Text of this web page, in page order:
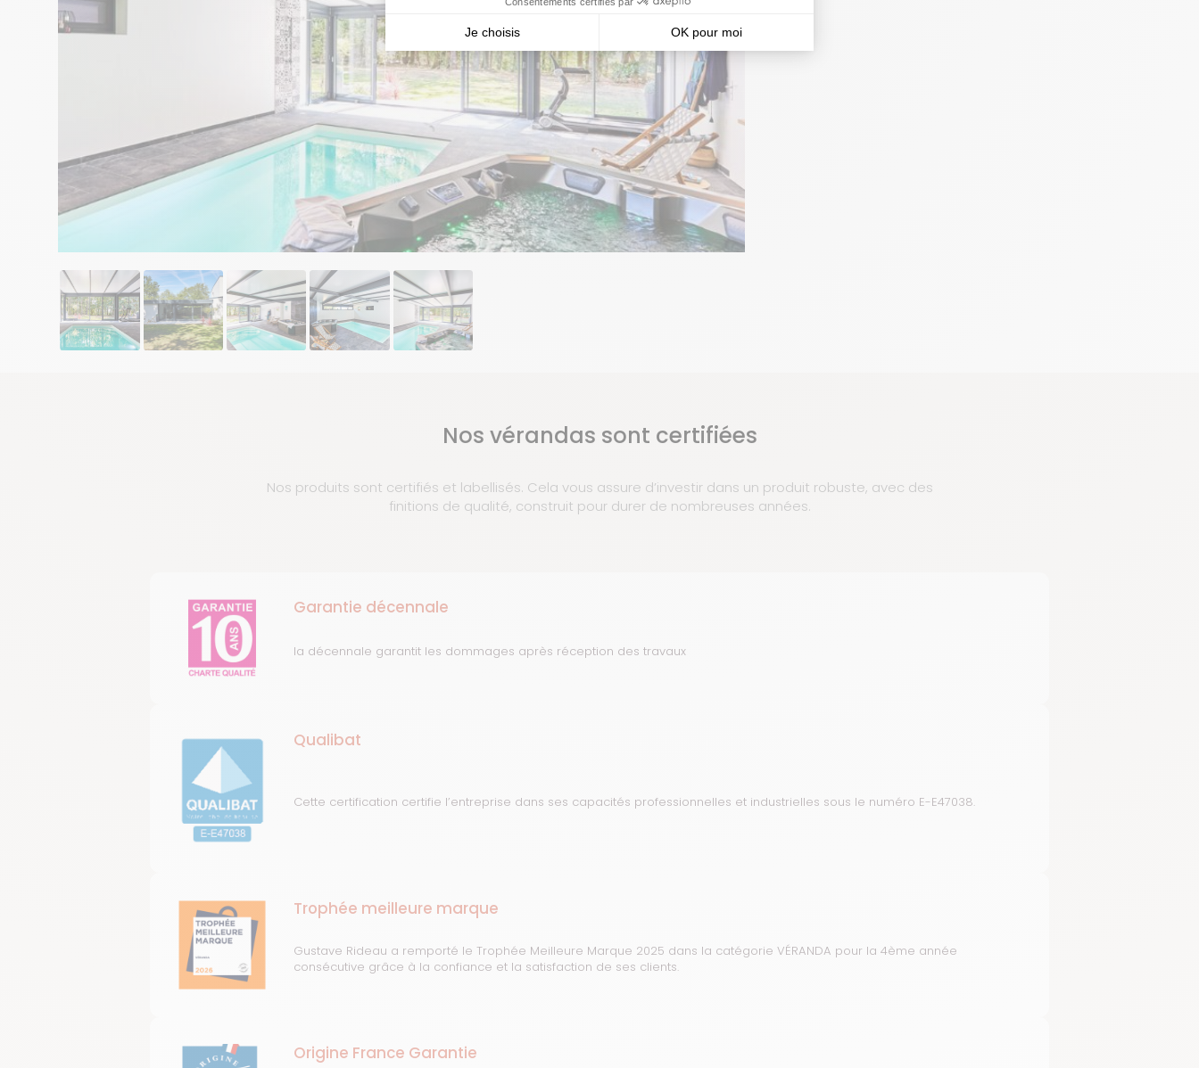
Nos vérandas sont certifiées
Nos produits sont certifiés et labellisés. Cela vous assure d’investir dans un produit robuste, avec des
finitions de qualité, construit pour durer de nombreuses années.
Garantie décennale
la décennale garantit les dommages après réception des travaux
Qualibat
Cette certification certifie l’entreprise dans ses capacités professionnelles et industrielles sous le numéro E-E47038.
Trophée meilleure marque
Gustave Rideau a remporté le Trophée Meilleure Marque 2025 dans la catégorie VÉRANDA pour la 4ème année
consécutive grâce à la confiance et la satisfaction de ses clients.
Origine France Garantie